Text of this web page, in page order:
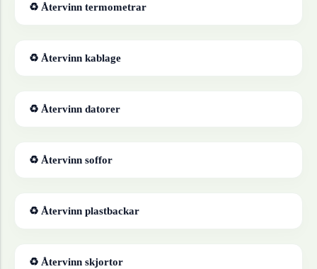
♻ Återvinn termometrar
♻ Återvinn kablage
♻ Återvinn datorer
♻ Återvinn soffor
♻ Återvinn plastbackar
♻ Återvinn skjortor